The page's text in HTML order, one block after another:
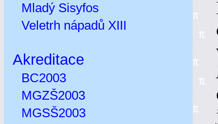
Mladý Sisyfos
Veletrh nápadů XIII
Akreditace
BC2003
MGZŠ2003
MGSŠ2003